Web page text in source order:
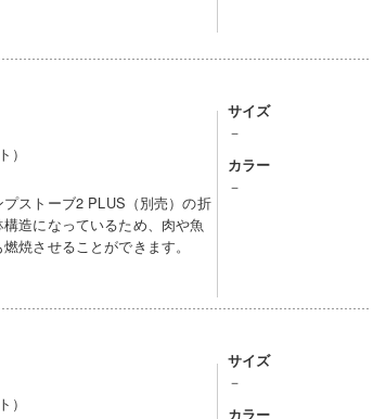
）
ストーブ2 PLUS（別売）の折
造になっているため、肉や魚
焼させることができます。
サイズ
－
カラー
－
）
サイズ
－
カラー